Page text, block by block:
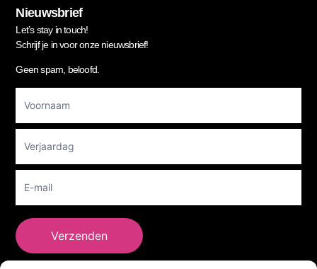
Nieuwsbrief
Let’s stay in touch!
Schrijf je in voor onze nieuwsbrief!
Geen spam, beloofd.
Newsletter
Verzenden